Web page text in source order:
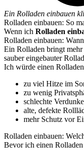
Ein Rolladen einbauen
Rolladen einbauen: So
Wenn ich Rolladen
Rolladen einbauen:
Ein Rolladen bringt
sauber eingebauter
Ich würde einen
zu viel Hitze im
zu wenig
schlechte
alte, defekte
mehr Schutz vor
Rolladen einbauen:
Bevor ich einen